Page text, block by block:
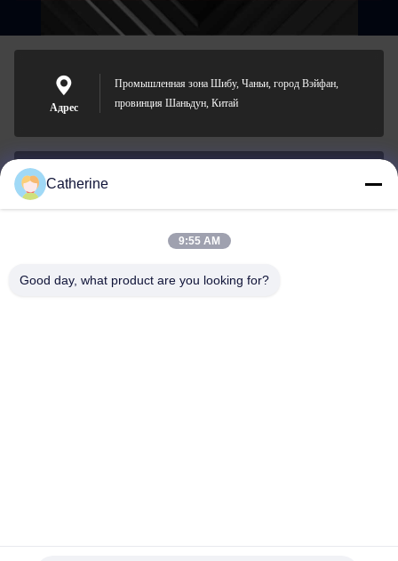
Адрес
Промышленная зона Шибу, Чаньи, город Вэйфан,
провинция Шаньдун, Китай
Электронная
Catherine
9:55 AM
Good day, what product are you looking for?